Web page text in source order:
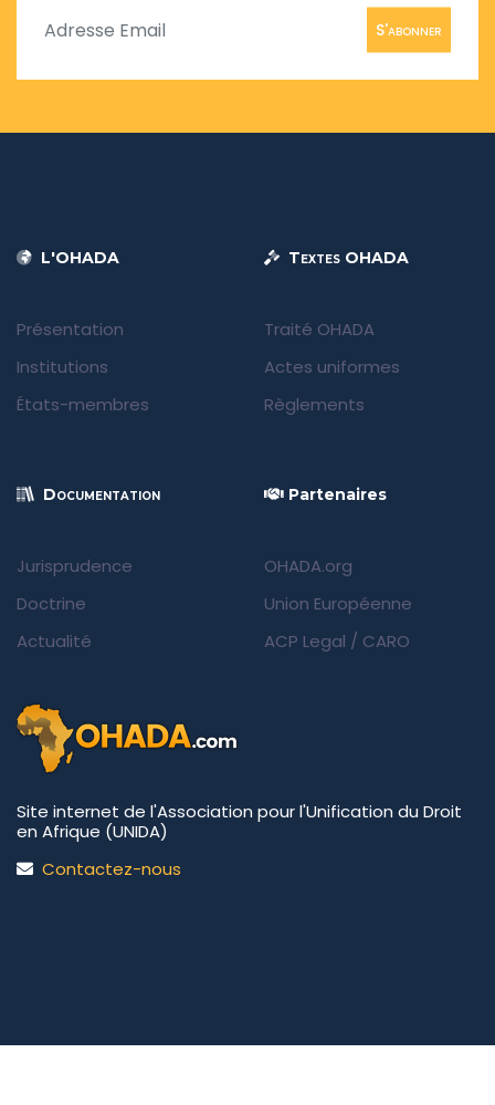
S'abonner
L'OHADA
Présentation
Institutions
États-membres
Textes OHADA
Traité OHADA
Actes uniformes
Règlements
Documentation
Jurisprudence
Doctrine
Actualité
Partenaires
OHADA.org
Union Européenne
ACP Legal / CARO
Site internet de l'Association pour l'Unification du Droit
en Afrique (UNIDA)
Contactez-nous